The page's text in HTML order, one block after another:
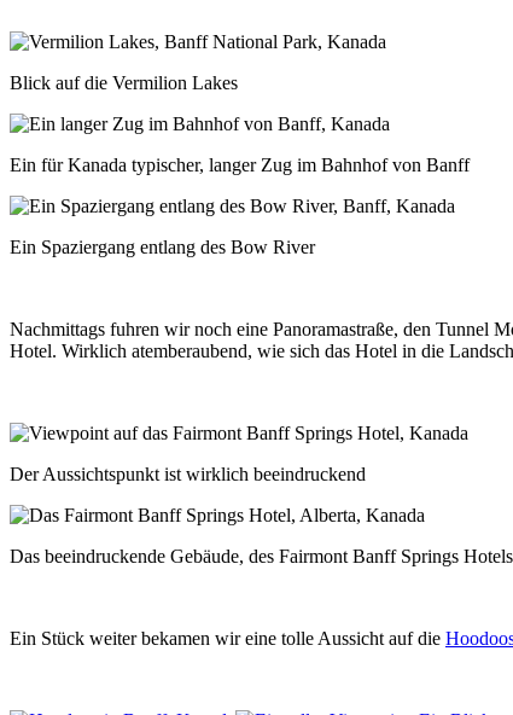
Blick auf die Vermilion Lakes
Ein für Kanada typischer, langer Zug im Bahnhof von Banff
Ein Spaziergang entlang des Bow River
Nachmittags fuhren wir noch eine Panoramastraße, den Tunnel
Hotel. Wirklich atemberaubend, wie sich das Hotel in die
Der Aussichtspunkt ist wirklich beeindruckend
Das beeindruckende Gebäude, des Fairmont Banff Springs Hotels
Ein Stück weiter bekamen wir eine tolle Aussicht auf die